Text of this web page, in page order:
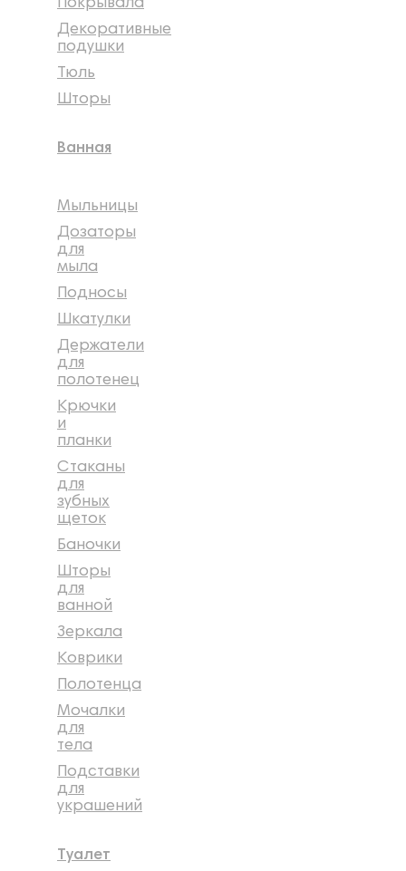
Покрывала
Декоративные
подушки
Тюль
Шторы
Ванная
Мыльницы
Дозаторы
для
мыла
Подносы
Шкатулки
Держатели
для
полотенец
Крючки
и
планки
Стаканы
для
зубных
щеток
Баночки
Шторы
для
ванной
Зеркала
Коврики
Полотенца
Мочалки
для
тела
Подставки
для
украшений
Туалет